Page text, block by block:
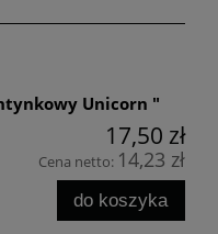
Unicorn "
17,50 zł
Cena netto: 14,23 zł
do koszyka